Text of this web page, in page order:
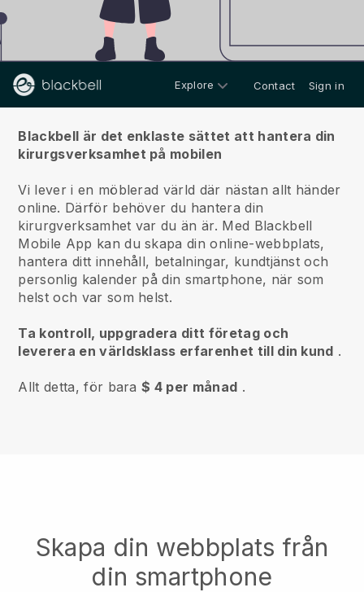
Explore Contact Sign in
Blackbell är det enklaste sättet att hantera din
kirurgsverksamhet på mobilen
Vi lever i en möblerad värld där nästan allt händer
online. Därför behöver du hantera din
kirurgverksamhet var du än är. Med Blackbell
Mobile App kan du skapa din online-webbplats,
hantera ditt innehåll, betalningar, kundtjänst och
personlig kalender på din smartphone, när som
helst och var som helst.
Ta kontroll, uppgradera ditt företag och
leverera en världsklass erfarenhet till din kund .
Allt detta, för bara$ 4 per månad .
Skapa din webbplats från
din smartphone